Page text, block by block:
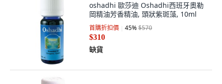
oshadhi 歐莎迪 Oshadhi西班牙奧勒
岡精油芳香精油, 頭狀紫斑藻, 10ml
首購折扣價 45%$570
$310
缺貨